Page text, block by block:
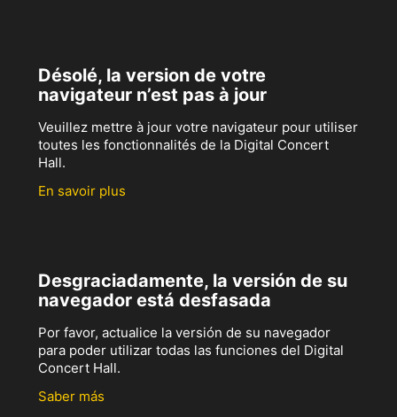
Désolé, la version de votre
navigateur n’est pas à jour
Veuillez mettre à jour votre navigateur pour utiliser
toutes les fonctionnalités de la Digital Concert
Hall.
En savoir plus
Desgraciadamente, la versión de su
navegador está desfasada
Por favor, actualice la versión de su navegador
para poder utilizar todas las funciones del Digital
Concert Hall.
Saber más